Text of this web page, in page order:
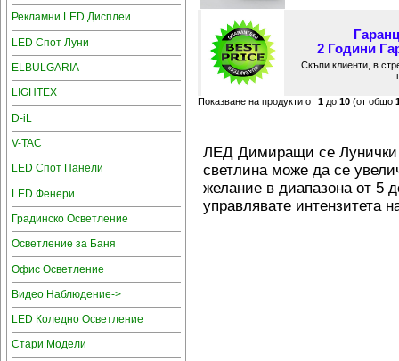
Рекламни LED Дисплеи
LED Спот Луни
ELBULGARIA
LIGHTEX
D-iL
V-TAC
LED Спот Панели
LED Фенери
Градинско Осветление
Осветление за Баня
Офис Осветление
Видео Наблюдение->
LED Коледно Осветление
Стари Модели
2 Години
Скъпи клиенти, в
Показване на продукти от 1до 10(от общо
ЛЕД Димиращи се Лунички
светлина може да се
желание в диапазона от 5
управлявате интензитета